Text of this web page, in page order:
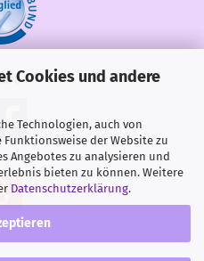
Cookies und andere
Technologien, auch von
der Website zu
Angebotes zu analysieren und
bieten zu können. Weitere
Datenschutzerklärung.